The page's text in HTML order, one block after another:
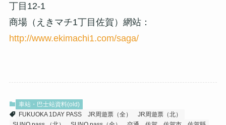
丁目12-1
商場（えきマチ1丁目佐賀）網站：
http://www.ekimachi1.com/saga/
車站・巴士站資料(old)
FUKUOKA 1DAY PASS
JR周遊票（全）
JR周遊票（北）